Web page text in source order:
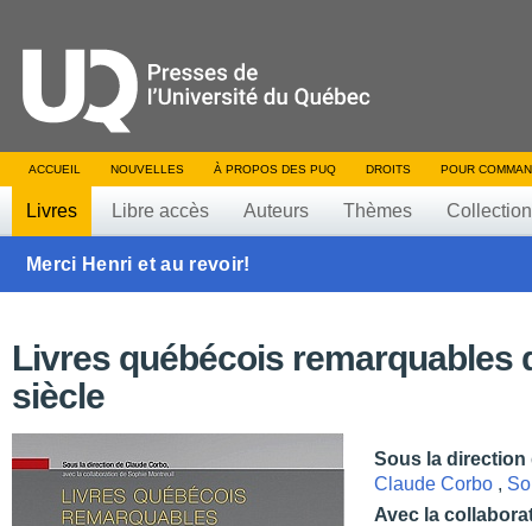
ACCUEIL NOUVELLES À PROPOS DES PUQ DROITS POUR
Livres Libre accès Auteurs Thèmes
Merci Henri et au revoir!
Livres québécois remarquables
siècle
Sous la direction
Claude Corbo ,
Avec la